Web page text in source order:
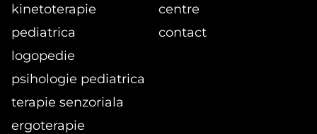
kinetoterapie
pediatrica
logopedie
psihologie pediatrica
terapie senzoriala
ergoterapie
centre
contact